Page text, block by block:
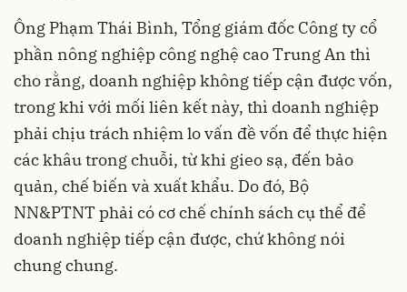
Ông Phạm Thái Bình, Tổng giám đốc Công ty cổ
phần nông nghiệp công nghệ cao Trung An thì
cho rằng, doanh nghiệp không tiếp cận được vốn,
trong khi với mối liên kết này, thì doanh nghiệp
phải chịu trách nhiệm lo vấn đề vốn để thực hiện
các khâu trong chuỗi, từ khi gieo sạ, đến bảo
quản, chế biến và xuất khẩu. Do đó, Bộ
NN&PTNT phải có cơ chế chính sách cụ thể để
doanh nghiệp tiếp cận được, chứ không nói
chung chung.